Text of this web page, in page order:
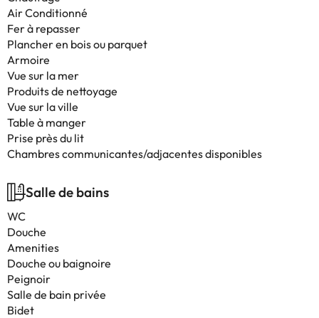
Air Conditionné
Fer à repasser
Plancher en bois ou parquet
Armoire
Vue sur la mer
Produits de nettoyage
Vue sur la ville
Table à manger
Prise près du lit
Chambres communicantes/adjacentes disponibles
Salle de bains
WC
Douche
Amenities
Douche ou baignoire
Peignoir
Salle de bain privée
Bidet